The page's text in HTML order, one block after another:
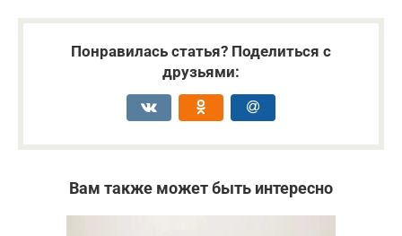
Понравилась статья? Поделиться с
друзьями:
Вам также может быть интересно